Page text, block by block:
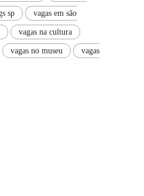
sp vagas em são
vagas na cultura
vagas no museu vagas